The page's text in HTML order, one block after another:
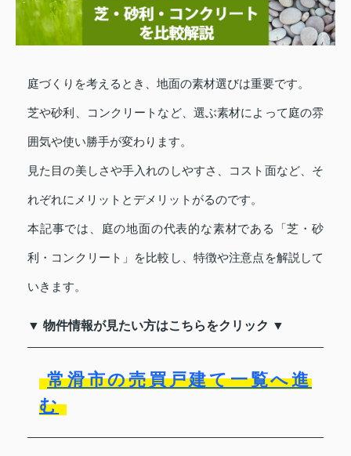
庭づくりを考えるとき、地面の素材選びは重要です。
芝や砂利、コンクリートなど、選ぶ素材によって庭の雰
囲気や使い勝手が変わります。
見た目の美しさや手入れのしやすさ、コスト面など、そ
れぞれにメリットとデメリットがるのです。
本記事では、庭の地面の代表的な素材である「芝・砂
利・コンクリート」を比較し、特徴や注意点を解説して
いきます。
▼ 物件情報が見たい方はこちらをクリック ▼
常滑市の売買戸建て一覧へ進
む